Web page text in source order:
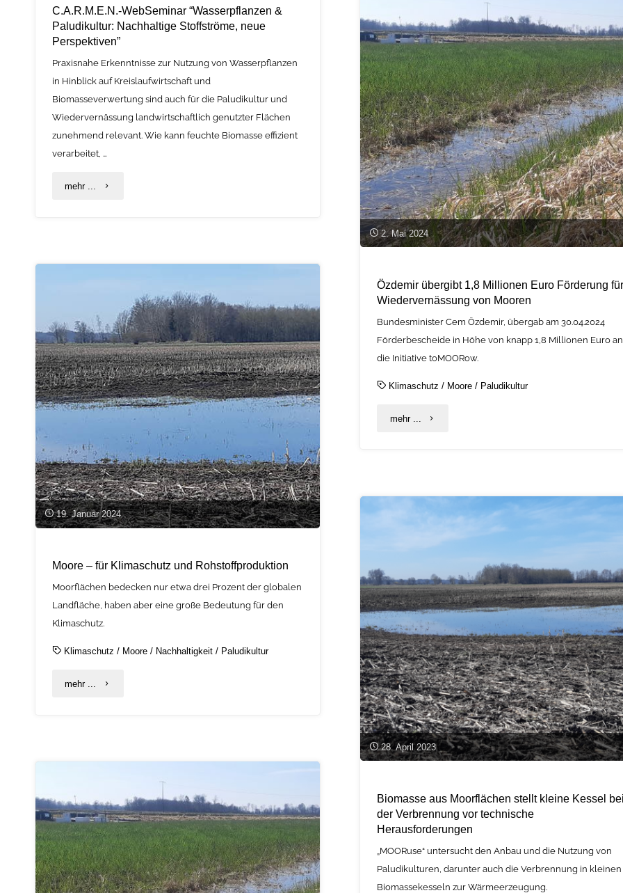
C.A.R.M.E.N.-WebSeminar “Wasserpflanzen &
Paludikultur: Nachhaltige Stoffströme, neue
Perspektiven”
Praxisnahe Erkenntnisse zur Nutzung von Wasserpflanzen
in Hinblick auf Kreislaufwirtschaft und
Biomasseverwertung sind auch für die Paludikultur und
Wiedervernässung landwirtschaftlich genutzter Flächen
zunehmend relevant. Wie kann feuchte Biomasse effizient
verarbeitet, …
mehr ... "C.A.R.M.E.N.-
&
Paludikultur:
Nachhaltige
Stoffströme,
neue
Perspektiven”"
2. Mai 2024
Özdemir übergibt 1,8 Millionen Euro Förderung
Wiedervernässung von Mooren
Bundesminister Cem Özdemir, übergab am 30.04.2024
Förderbescheide in Höhe von knapp 1,8 Millionen Euro an
die Initiative toMOORow.
Klimaschutz / Moore / Paludikultur
mehr ... "Özdemir
Millionen
für
Wiedervernässung
von
Mooren"
19. Januar 2024
Moore – für Klimaschutz und Rohstoffproduktion
Moorflächen bedecken nur etwa drei Prozent der globalen
Landfläche, haben aber eine große Bedeutung für den
Klimaschutz.
Klimaschutz / Moore / Nachhaltigkeit / Paludikultur
mehr ... "Moore
Klimaschutz
Rohstoffproduktion"
28. April 2023
Biomasse aus Moorflächen stellt kleine Kessel
der Verbrennung vor technische
Herausforderungen
„MOORuse“ untersucht den Anbau und die Nutzung von
Paludikulturen, darunter auch die Verbrennung in kleinen
Biomassekesseln zur Wärmeerzeugung.